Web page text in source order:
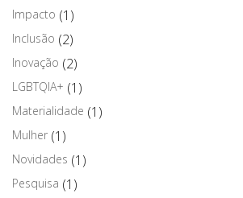
Impacto (1)
Inclusão (2)
Inovação (2)
LGBTQIA+ (1)
Materialidade (1)
Mulher (1)
Novidades (1)
Pesquisa (1)